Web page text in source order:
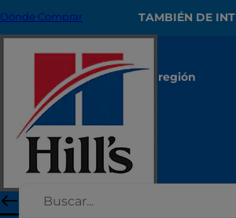
Dónde Comprar TAMBIÉN DE
Selecciona tu región
Contacto
Mapa del sitio